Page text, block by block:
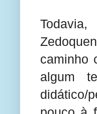
caminho
algum
didático/